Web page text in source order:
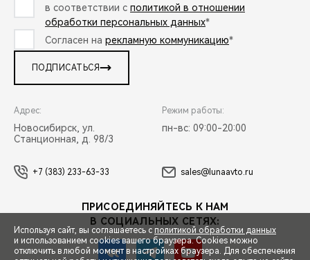
в соответствии с политикой в отношении
обработки персональных данных*
Согласен на рекламную коммуникацию*
ПОДПИСАТЬСЯ
Адрес:
Новосибирск, ул.
Станционная, д. 98/3
Режим работы:
пн-вс: 09:00-20:00
+7 (383) 233-63-33 sales@lunaavto.ru
ПРИСОЕДИНЯЙТЕСЬ К НАМ
В СОЦИАЛЬНЫХ СЕТЯХ:
Используя сайт, вы соглашаетесь с политикой обработки данных
и использованием cookies вашего браузера. Cookies можно
отключить в любой момент в настройках браузера. Для обеспечения